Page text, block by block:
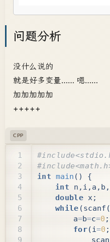
问题分析
没什么说的
就是好多变量…… 嗯……
加加加加加
+++++
CPP
int main ()
{
int
n , i , a , b ,
double x;
while (scanf (
a=b=c=0 ;
for(i=0 ;